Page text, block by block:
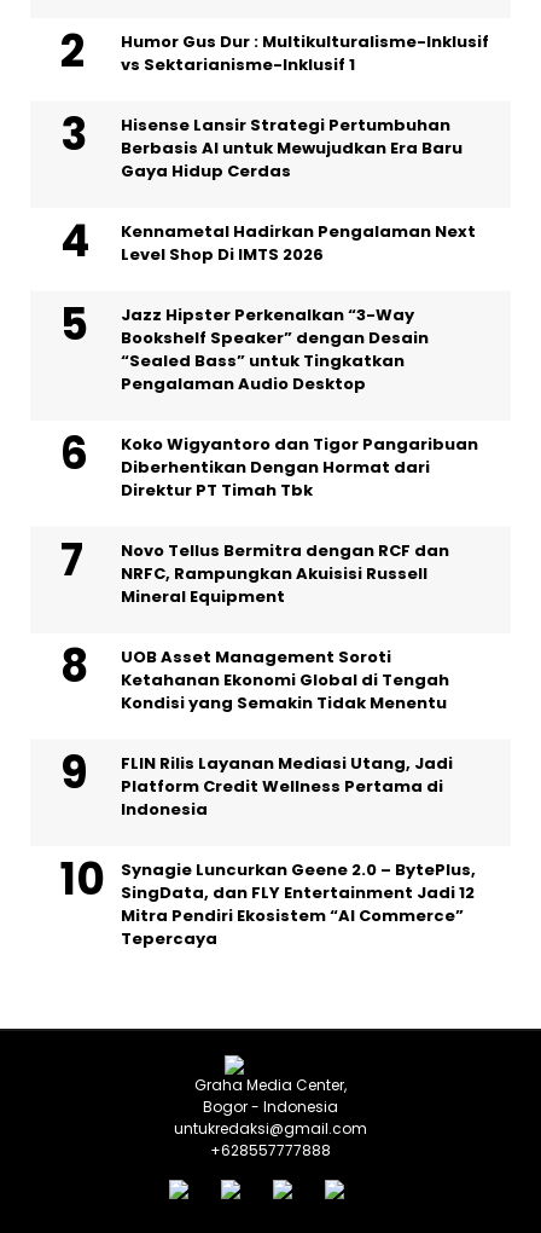
Humor Gus Dur : Multikulturalisme-Inklusif
vs Sektarianisme-Inklusif 1
Hisense Lansir Strategi Pertumbuhan
Berbasis AI untuk Mewujudkan Era Baru
Gaya Hidup Cerdas
Kennametal Hadirkan Pengalaman Next
Level Shop Di IMTS 2026
Jazz Hipster Perkenalkan “3-Way
Bookshelf Speaker” dengan Desain
“Sealed Bass” untuk Tingkatkan
Pengalaman Audio Desktop
Koko Wigyantoro dan Tigor Pangaribuan
Diberhentikan Dengan Hormat dari
Direktur PT Timah Tbk
Novo Tellus Bermitra dengan RCF dan
NRFC, Rampungkan Akuisisi Russell
Mineral Equipment
UOB Asset Management Soroti
Ketahanan Ekonomi Global di Tengah
Kondisi yang Semakin Tidak Menentu
FLIN Rilis Layanan Mediasi Utang, Jadi
Platform Credit Wellness Pertama di
Indonesia
Synagie Luncurkan Geene 2.0 – BytePlus,
SingData, dan FLY Entertainment Jadi 12
Mitra Pendiri Ekosistem “AI Commerce”
Tepercaya
Graha Media Center,
Bogor - Indonesia
untukredaksi@gmail.com
+628557777888